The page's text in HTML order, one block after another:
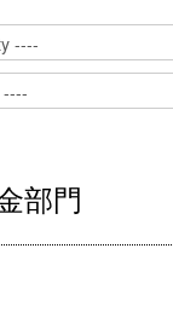
部門